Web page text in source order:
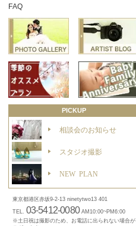
FAQ
PICKUP
相談会のお知らせ
スタジオ撮影
NEW PLAN
東京都港区赤坂9-2-13 ninetytwo13 401
TEL. 03-5412-0080 AM10:00~PM6:00
※土日祝は撮影のため、お電話に出られない場合が